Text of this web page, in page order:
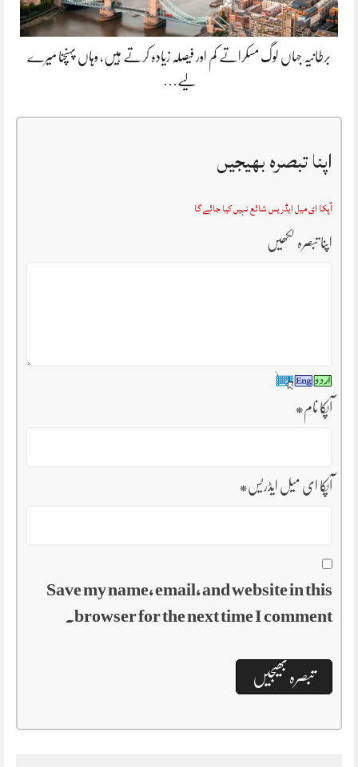
برطانیہ جہاں لوگ مسکراتے کم اور فیصلہ زیادہ کرتے ہیں، وہاں پہنچنا میرے
لیے…
اپنا تبصرہ بھیجیں
آپکا ای میل ایڈریس شائع نہیں کیا جائے گا
اپنا تبصرہ لکھیں
آپکا نام*
آپکا ای میل ایڈریس*
Save my name, email, and website in this
browser for the next time I comment.